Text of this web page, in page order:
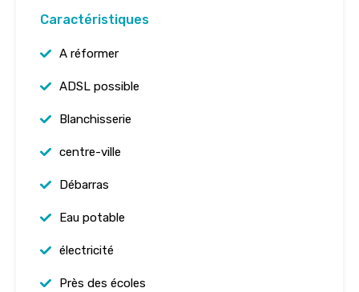
Caractéristiques
A réformer
ADSL possible
Blanchisserie
centre-ville
Débarras
Eau potable
électricité
Près des écoles